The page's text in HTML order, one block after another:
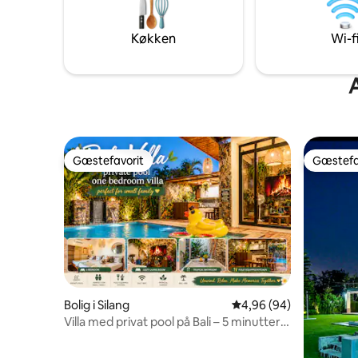
Vores
Vores
mbps.
Køkken Wi-fi
Gæstefavorit
Gæstefavorit
Bolig i Silang 4,96 ud af 5 i
4,96 (94)
Villa med privat pool på Bali – 5 minutter